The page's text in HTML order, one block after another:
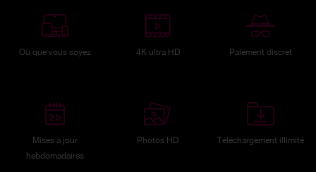
Où que vous soyez 4K ultra HD Paiement discret
Mises à jour
hebdomadaires
Photos HD Téléchargement illimité